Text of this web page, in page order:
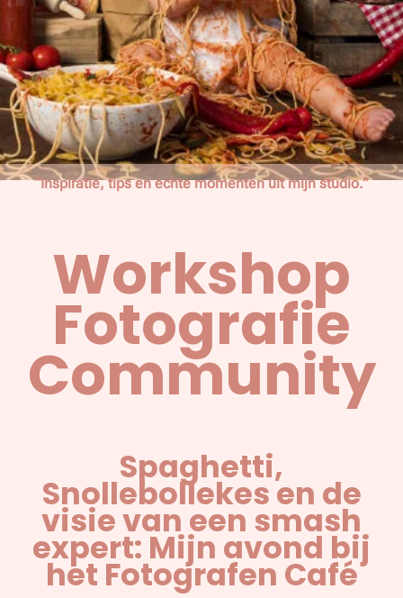
“Inspiratie, tips en echte momenten uit mijn studio.”
Workshop
Fotografie
Community
Spaghetti,
Snollebollekes en de
visie van een smash
expert: Mijn avond bij
het Fotografen Café